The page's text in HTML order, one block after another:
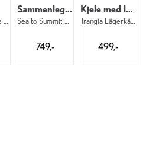
Eagle Leirkjele 4 liter
Sammenleggbar kjele
Sea to Summit X-Pot 1,4 liter Rust
749,-
Kjele med lokk
Trangia Lägerkärl 125 AL 4,5 liter
499,-